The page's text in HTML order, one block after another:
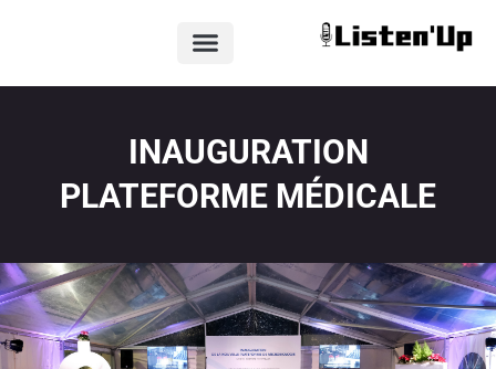
INAUGURATION
PLATEFORME MÉDICALE